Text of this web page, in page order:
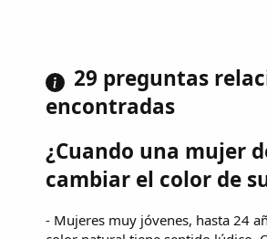
29 preguntas
encontradas
¿Cuando una mujer
cambiar el color de
- Mujeres muy jóvenes, hasta 24